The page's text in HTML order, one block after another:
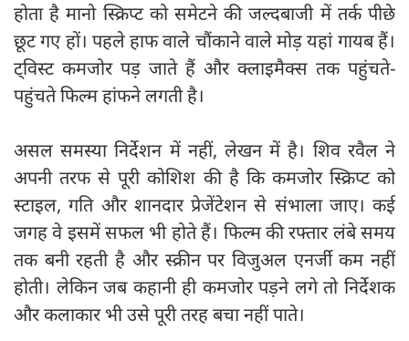
होता है मानो स्क्रिप्ट को समेटने की जल्दबाजी में तर्क पीछे
छूट गए हों। पहले हाफ वाले चौंकाने वाले मोड़ यहां गायब हैं।
ट्विस्ट कमजोर पड़ जाते हैं और क्लाइमैक्स तक पहुंचते-
पहुंचते फिल्म हांफने लगती है।
असल समस्या निर्देशन में नहीं, लेखन में है। शिव रवैल ने
अपनी तरफ से पूरी कोशिश की है कि कमजोर स्क्रिप्ट को
स्टाइल, गति और शानदार प्रेजेंटेशन से संभाला जाए। कई
जगह वे इसमें सफल भी होते हैं। फिल्म की रफ्तार लंबे समय
तक बनी रहती है और स्क्रीन पर विजुअल एनर्जी कम नहीं
होती। लेकिन जब कहानी ही कमजोर पड़ने लगे तो निर्देशक
और कलाकार भी उसे पूरी तरह बचा नहीं पाते।